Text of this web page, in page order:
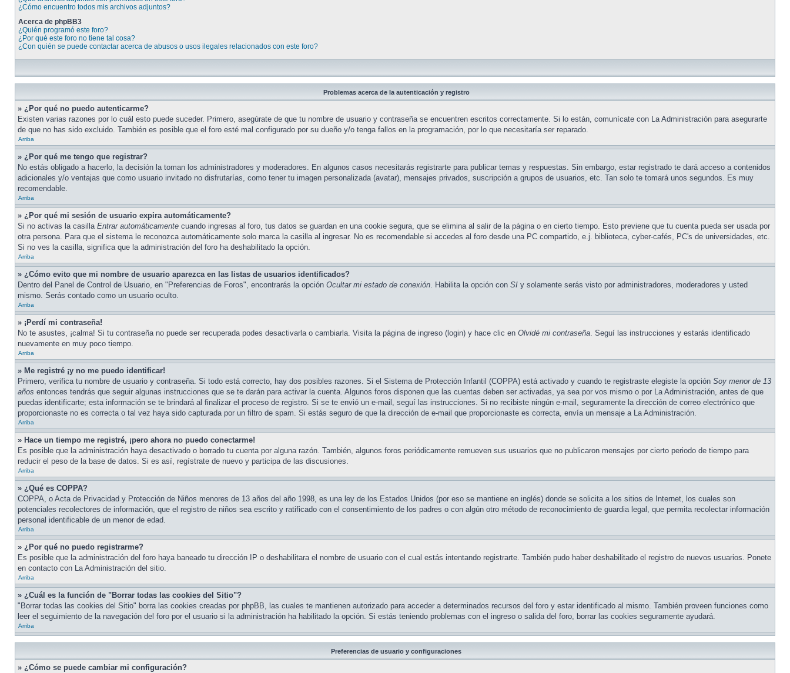
¿Cómo encuentro todos mis archivos adjuntos?
Acerca de phpBB3
¿Quién programó este foro?
¿Por qué este foro no tiene tal cosa?
¿Con quién se puede contactar acerca de abusos o usos ilegales relacionados con este foro?
Problemas acerca de la autenticación y registro
» ¿Por qué no puedo autenticarme?
Existen varias razones por lo cuál esto puede suceder. Primero, asegúrate de que tu nombre de usuario y contraseña se encuentren escritos correctamente. Si lo están, comunícate con La Administración para asegurarte
de que no has sido excluido. También es posible que el foro esté mal configurado por su dueño y/o tenga fallos en la programación, por lo que necesitaría ser reparado.
Arriba
» ¿Por qué me tengo que registrar?
No estás obligado a hacerlo, la decisión la toman los administradores y moderadores. En algunos casos necesitarás registrarte para publicar temas y respuestas. Sin embargo, estar registrado te dará acceso a contenidos
adicionales y/o ventajas que como usuario invitado no disfrutarías, como tener tu imagen personalizada (avatar), mensajes privados, suscripción a grupos de usuarios, etc. Tan solo te tomará unos segundos. Es muy
recomendable.
Arriba
» ¿Por qué mi sesión de usuario expira automáticamente?
Si no activas la casilla Entrar automáticamente cuando ingresas al foro, tus datos se guardan en una cookie segura, que se elimina al salir de la página o en cierto tiempo. Esto previene que tu cuenta pueda ser usada por
otra persona. Para que el sistema le reconozca automáticamente solo marca la casilla al ingresar. No es recomendable si accedes al foro desde una PC compartido, e.j. biblioteca, cyber-cafés, PC's de universidades, etc.
Si no ves la casilla, significa que la administración del foro ha deshabilitado la opción.
Arriba
» ¿Cómo evito que mi nombre de usuario aparezca en las listas de usuarios identificados?
Dentro del Panel de Control de Usuario, en "Preferencias de Foros", encontrarás la opción Ocultar mi estado de conexión. Habilita la opción con SI y solamente serás visto por administradores, moderadores y usted
mismo. Serás contado como un usuario oculto.
Arriba
» ¡Perdí mi contraseña!
No te asustes, ¡calma! Si tu contraseña no puede ser recuperada podes desactivarla o cambiarla. Visita la página de ingreso (login) y hace clic en Olvidé mi contraseña. Seguí las instrucciones y estarás identificado
nuevamente en muy poco tiempo.
Arriba
» Me registré ¡y no me puedo identificar!
Primero, verifica tu nombre de usuario y contraseña. Si todo está correcto, hay dos posibles razones. Si el Sistema de Protección Infantil (COPPA) está activado y cuando te registraste elegiste la opción Soy menor de 13
años entonces tendrás que seguir algunas instrucciones que se te darán para activar la cuenta. Algunos foros disponen que las cuentas deben ser activadas, ya sea por vos mismo o por La Administración, antes de que
puedas identificarte; esta información se te brindará al finalizar el proceso de registro. Si se te envió un e-mail, seguí las instrucciones. Si no recibiste ningún e-mail, seguramente la dirección de correo electrónico que
proporcionaste no es correcta o tal vez haya sido capturada por un filtro de spam. Si estás seguro de que la dirección de e-mail que proporcionaste es correcta, envía un mensaje a La Administración.
Arriba
» Hace un tiempo me registré, ¡pero ahora no puedo conectarme!
Es posible que la administración haya desactivado o borrado tu cuenta por alguna razón. También, algunos foros periódicamente remueven sus usuarios que no publicaron mensajes por cierto periodo de tiempo para
reducir el peso de la base de datos. Si es así, regístrate de nuevo y participa de las discusiones.
Arriba
» ¿Qué es COPPA?
COPPA, o Acta de Privacidad y Protección de Niños menores de 13 años del año 1998, es una ley de los Estados Unidos (por eso se mantiene en inglés) donde se solicita a los sitios de Internet, los cuales son
potenciales recolectores de información, que el registro de niños sea escrito y ratificado con el consentimiento de los padres o con algún otro método de reconocimiento de guardia legal, que permita recolectar información
personal identificable de un menor de edad.
Arriba
» ¿Por qué no puedo registrarme?
Es posible que la administración del foro haya baneado tu dirección IP o deshabilitara el nombre de usuario con el cual estás intentando registrarte. También pudo haber deshabilitado el registro de nuevos usuarios. Ponete
en contacto con La Administración del sitio.
Arriba
» ¿Cuál es la función de "Borrar todas las cookies del Sitio"?
"Borrar todas las cookies del Sitio" borra las cookies creadas por phpBB, las cuales te mantienen autorizado para acceder a determinados recursos del foro y estar identificado al mismo. También proveen funciones como
leer el seguimiento de la navegación del foro por el usuario si la administración ha habilitado la opción. Si estás teniendo problemas con el ingreso o salida del foro, borrar las cookies seguramente ayudará.
Arriba
Preferencias de usuario y configuraciones
» ¿Cómo se puede cambiar mi configuración?